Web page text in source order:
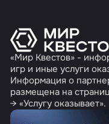
«Мир Квестов» -
игр и иные услуги
Информация о
размещена на
→ «Услугу оказывает».